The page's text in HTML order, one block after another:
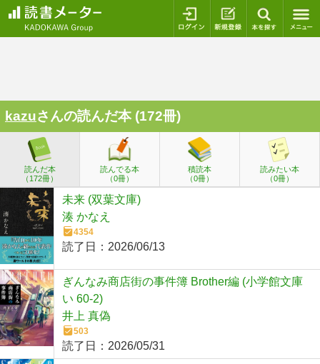
ログイン 新規登録
kazuさんの読んだ本 (172冊)
読んだ本
（172冊）
読んでる本
（0冊）
積読本
（0冊）
読みたい本
（0冊）
未来 (双葉文庫)
湊 かなえ
4354
読了日： 2026/06/13
ぎんなみ商店街の事件簿 Brother編 (小学館文庫
い 60-2)
井上 真偽
503
読了日： 2026/05/31